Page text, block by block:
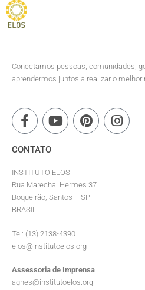
Conectamos pessoas, comunidades,
aprendermos juntos a realizar o
CONTATO
INSTITUTO ELOS
Rua Marechal Hermes 37
Boqueirão, Santos – SP
BRASIL
Tel: (13) 2138-4390
elos@institutoelos.org
Assessoria de Imprensa
agnes@institutoelos.org